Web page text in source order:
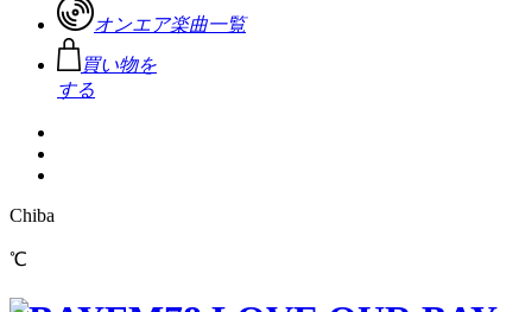
オンエア楽曲一覧
買い物を
する
Chiba
℃